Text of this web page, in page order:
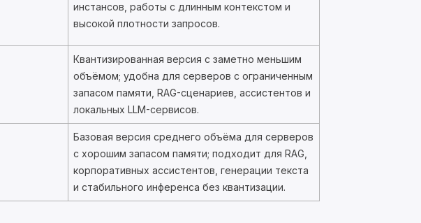
инстансов, работы с длинным контекстом и
высокой плотности запросов.
Квантизированная версия с заметно меньшим
объёмом; удобна для серверов с ограниченным
запасом памяти, RAG-сценариев, ассистентов и
локальных LLM-сервисов.
Базовая версия среднего объёма для серверов
с хорошим запасом памяти; подходит для RAG,
корпоративных ассистентов, генерации текста
и стабильного инференса без квантизации.